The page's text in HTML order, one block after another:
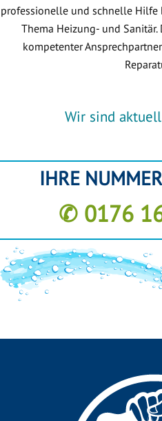
professionelle und schnelle
Thema Heizung- und
kompetenter
Wir sind
IHRE
✆ 0176